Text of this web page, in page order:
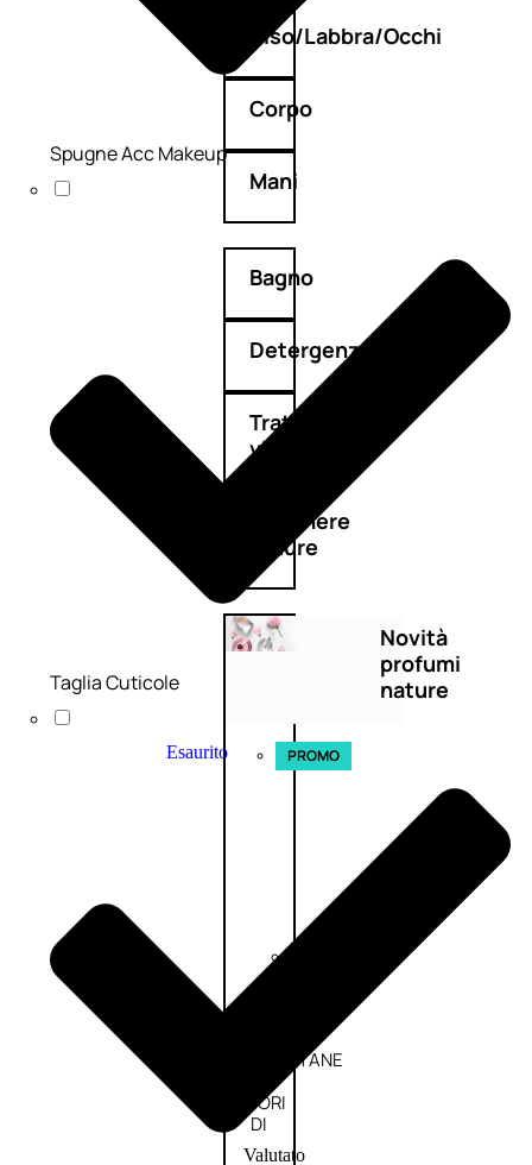
Viso/Labbra/Occhi
Corpo
Mani
Bagno
Detergenza
Trattamenti
viso
Maschere
nature
Novità
profumi
nature
Esaurito PROMO
Donna
L’OCCITANE
EDT
FIORI
DI
Valutato
Spugne Acc Makeup
Taglia Cuticole